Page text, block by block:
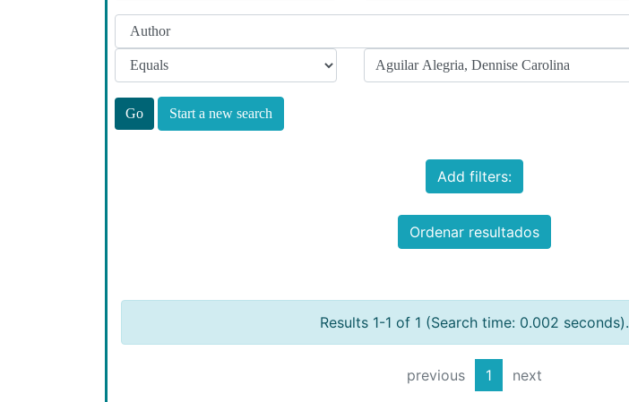
Start a new search
Add filters:
Ordenar resultados
Results 1-1 of 1 (Search time: 0.002 seconds).
previous 1 next